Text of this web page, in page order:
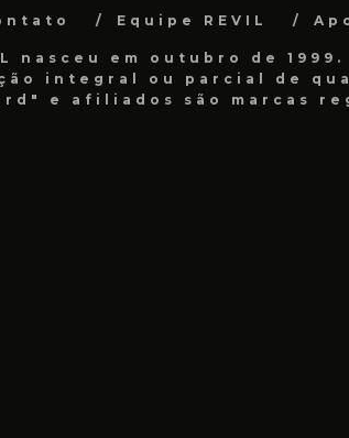
Equipe REVIL
nasceu em outubro de
integral ou parcial de
e afiliados são marcas